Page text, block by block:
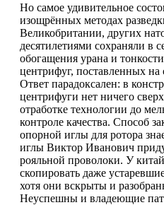
Но самое удивительное
изощрённых методах
Великобритании, других
десятилетиями сохраняли в
обогащения урана и
центрифуг, поставленных на
Ответ парадоксален: в
центрифуги нет ничего
отработке технологии до
контроле качества. Способ
опорной иглы для ротора
иглы Виктор Иванович
рояльной проволоки. У
скопировать даже
хотя они вскрыты и
Неуспешны и владеющие